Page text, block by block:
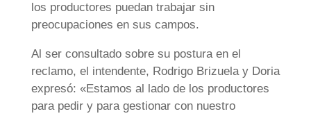
los productores puedan trabajar sin
preocupaciones en sus campos.
Al ser consultado sobre su postura en el
reclamo, el intendente, Rodrigo Brizuela y Doria
expresó: «Estamos al lado de los productores
para pedir y para gestionar con nuestro